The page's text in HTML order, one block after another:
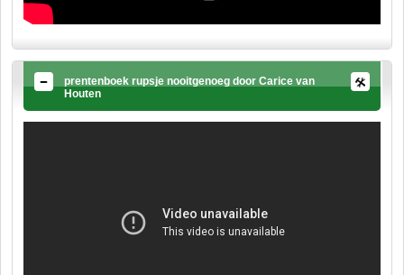
prentenboek rupsje nooitgenoeg door Carice van
Houten